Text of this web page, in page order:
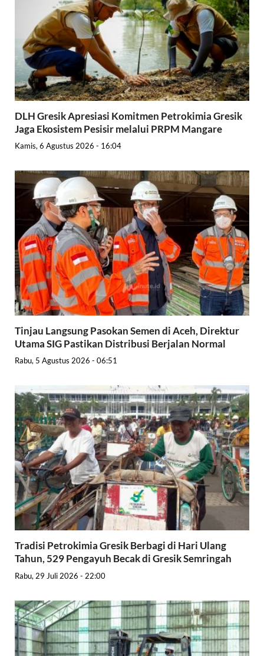
DLH Gresik Apresiasi Komitmen Petrokimia Gresik
Jaga Ekosistem Pesisir melalui PRPM Mangare
Kamis, 6 Agustus 2026 - 16:04
Tinjau Langsung Pasokan Semen di Aceh, Direktur
Utama SIG Pastikan Distribusi Berjalan Normal
Rabu, 5 Agustus 2026 - 06:51
Tradisi Petrokimia Gresik Berbagi di Hari Ulang
Tahun, 529 Pengayuh Becak di Gresik Semringah
Rabu, 29 Juli 2026 - 22:00